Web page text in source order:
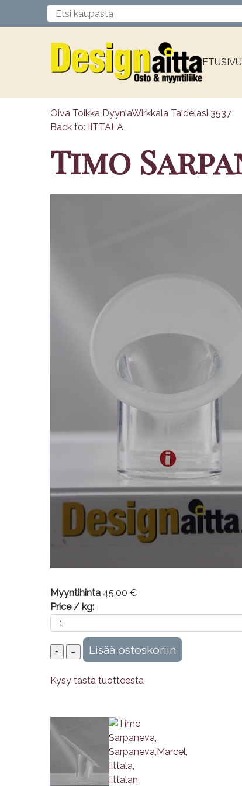
ETUSIVU
Oiva Toikka DyyniaWirkkala Taidelasi 3537
Back to: IITTALA
Timo
Myyntihinta 45,00 €
Price / kg:
Kysy tästä tuotteesta